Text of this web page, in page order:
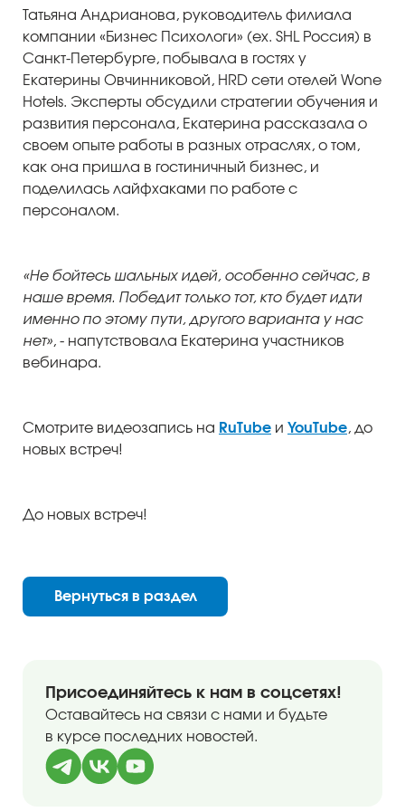
уровень
Татьяна Андрианова, руководитель филиала
компании «Бизнес Психологи» (ex. SHL Россия) в
Санкт-Петербурге, побывала в гостях у
Екатерины Овчинниковой, HRD сети отелей Wone
Hotels. Эксперты обсудили стратегии обучения и
развития персонала, Екатерина рассказала о
своем опыте работы в разных отраслях, о том,
как она пришла в гостиничный бизнес, и
поделилась лайфхаками по работе с
персоналом.
«Не бойтесь шальных идей, особенно сейчас, в
наше время. Победит только тот, кто будет идти
именно по этому пути, другого варианта у нас
нет», - напутствовала Екатерина участников
вебинара.
Смотрите видеозапись на RuTube и YouTube, до
новых встреч!
До новых встреч!
Вернуться в раздел
Присоединяйтесь к нам в соцсетях!
Оставайтесь на связи с нами и будьте
в курсе последних новостей.